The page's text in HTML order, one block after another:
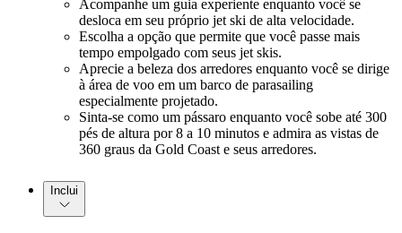
Acompanhe um guia experiente enquanto você se
desloca em seu próprio jet ski de alta velocidade.
Escolha a opção que permite que você passe mais
tempo empolgado com seus jet skis.
Aprecie a beleza dos arredores enquanto você se dirige
à área de voo em um barco de parasailing
especialmente projetado.
Sinta-se como um pássaro enquanto você sobe até 300
pés de altura por 8 a 10 minutos e admira as vistas de
360 graus da Gold Coast e seus arredores.
Inclui